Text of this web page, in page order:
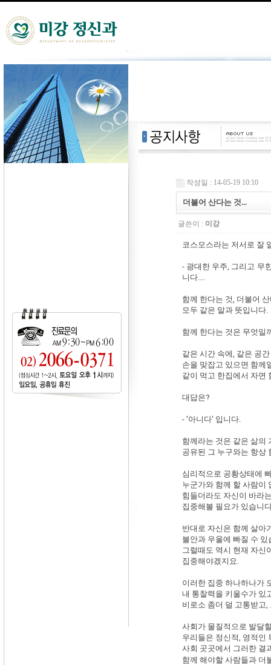
작성일 : 14-05-19 10:10
더불어 산다는 것...
글쓴이 : 미강
코스모스라는 저서로 잘
- 광대한 우주, 그리고 무
니다....
함께 한다는 것, 더불어 산
모두 같은 말과 뜻입니다.
함께 한다는 것은 무엇일
같은 시간 속에, 같은 공
손을 맞잡고 있으면 함께
같이 먹고 한집에서 자면
대답은?
- '아니다' 입니다.
함께라는 것은 같은 삶의
공유된 그 누구와는 항상
심리적으로 공황상태에
누군가와 함께 할 사람이
힘들더라도 자신이 바라
집중해볼 필요가 있습니
반대로 자신은 함께 살아
불안과 우울에 빠질 수 있
그럴때도 역시 현재 자신
집중해야겠지요.
이러한 집중 하나하나가
내 통찰력을 키울수가 있
비로소 좀더 덜 고통받고
사회가 물질적으로 발달
우리들은 정신적, 영적인
사회 곳곳에서 그러한 결
함께 해야할 사람들과 더